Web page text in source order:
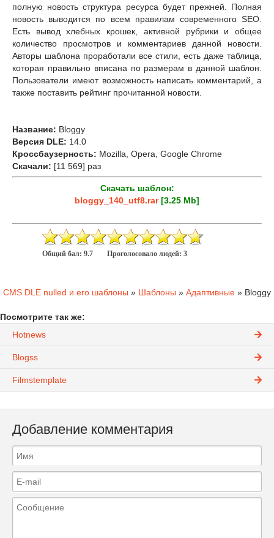
полную новость структура ресурса будет прежней. Полная
новость выводится по всем правилам современного SEO.
Есть вывод хлебных крошек, активной рубрики и общее
количество просмотров и комментариев данной новости.
Авторы шаблона проработали все стили, есть даже таблица,
которая правильно вписана по размерам в данной шаблон.
Пользователи имеют возможность написать комментарий, а
также поставить рейтинг прочитанной новости.
Название: Bloggy
Версия DLE: 14.0
Кроссбаузерность: Mozilla, Opera, Google Chrome
Скачали: [11 569] раз
Скачать шаблон:
bloggy_140_utf8.rar[3.25 Mb]
Общий бал: 9.7 Проголосовало людей: 3
CMS DLE nulled и его шаблоны » Шаблоны » Адаптивные » Bloggy
Посмотрите так же:
Hotnews
Blogss
Filmstemplate
Добавление комментария